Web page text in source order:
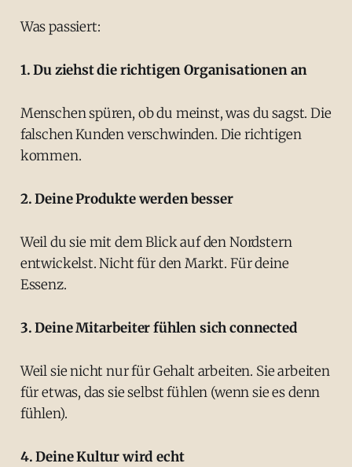
Was passiert:
1. Du ziehst die richtigen Organisationen an
Menschen spüren, ob du meinst, was du sagst. Die
falschen Kunden verschwinden. Die richtigen
kommen.
2. Deine Produkte werden besser
Weil du sie mit dem Blick auf den Nordstern
entwickelst. Nicht für den Markt. Für deine
Essenz.
3. Deine Mitarbeiter fühlen sich connected
Weil sie nicht nur für Gehalt arbeiten. Sie arbeiten
für etwas, das sie selbst fühlen (wenn sie es denn
fühlen).
4. Deine Kultur wird echt